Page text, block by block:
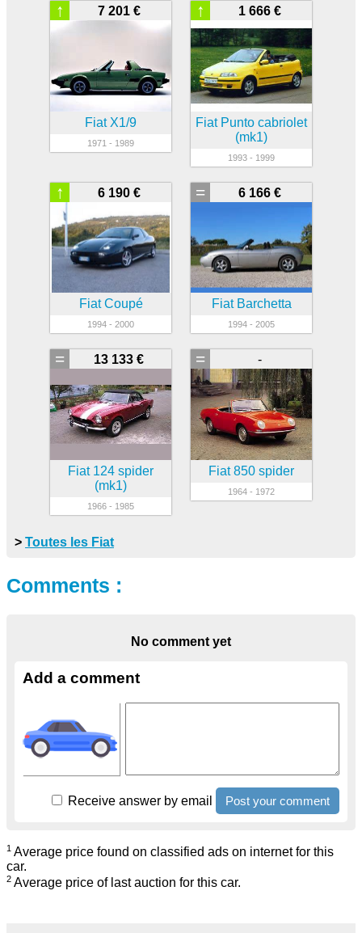
7 201 €
↑
Fiat X1/9
1971 - 1989
1 666 €
↑
Fiat Punto cabriolet
(mk1)
1993 - 1999
6 190 €
↑
Fiat Coupé
1994 - 2000
6 166 €
=
Fiat Barchetta
1994 - 2005
13 133 €
=
Fiat 124 spider
(mk1)
1966 - 1985
-
=
Fiat 850 spider
1964 - 1972
> Toutes les Fiat
Comments :
No comment yet
Add a comment
Receive answer by email
1 Average price found on classified ads on internet for this
car.
2 Average price of last auction for this car.